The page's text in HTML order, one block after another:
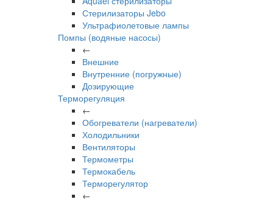
Стерилизаторы Jebo
Ультрафиолетовые лампы
Помпы (водяные насосы)
←
Внешние
Внутренние (погружные)
Дозирующие
Терморегуляция
←
Обогреватели (нагреватели)
Холодильники
Вентиляторы
Термометры
Термокабель
Терморегулятор
←